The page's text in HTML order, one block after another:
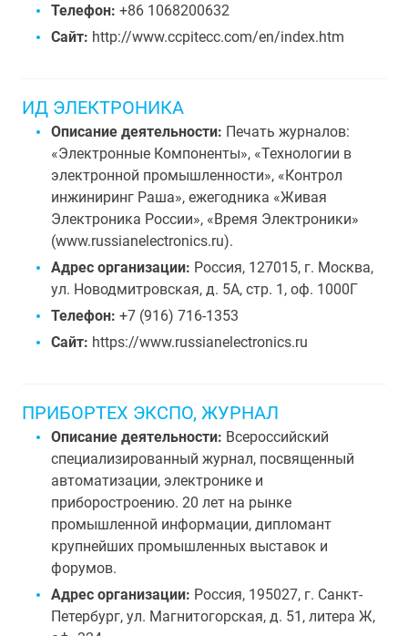
Телефон: +86 1068200632
Сайт: http://www.ccpitecc.com/en/index.htm
ИД ЭЛЕКТРОНИКА
Описание деятельности: Печать журналов:
«Электронные Компоненты», «Технологии в
электронной промышленности», «Контрол
инжиниринг Раша», ежегодника «Живая
Электроника России», «Время Электроники»
(www.russianelectronics.ru).
Адрес организации: Россия, 127015, г. Москва,
ул. Новодмитровская, д. 5А, стр. 1, оф. 1000Г
Телефон: +7 (916) 716-1353
Сайт: https://www.russianelectronics.ru
ПРИБОРТЕХ ЭКСПО, ЖУРНАЛ
Описание деятельности: Всероссийский
специализированный журнал, посвященный
автоматизации, электронике и
приборостроению. 20 лет на рынке
промышленной информации, дипломант
крупнейших промышленных выставок и
форумов.
Адрес организации: Россия, 195027, г. Санкт-
Петербург, ул. Магнитогорская, д. 51, литера Ж,